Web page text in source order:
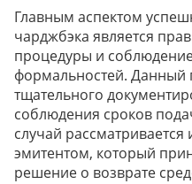
Главным аспектом
чарджбэка является
процедуры и
формальностей. Данный
тщательного
соблюдения сроков
случай
эмитентом, который
решение о возврате